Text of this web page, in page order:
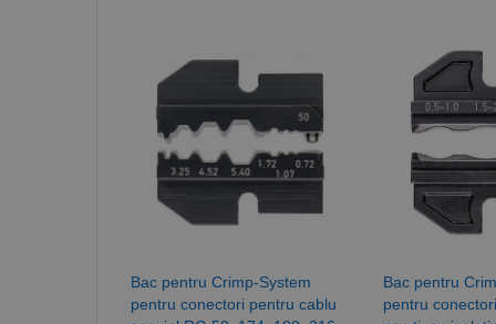
Bac pentru Crimp-System
pentru conectori pentru cablu
Bac pentru
pentru
CookieScriptConsent
PHPSESSID
Nume
Nume
Furnizor /
Nume
PrestaShop-